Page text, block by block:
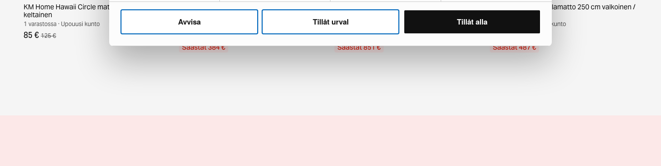
Avvisa Tillåt urval Tillåt alla
KM Home Hawaii Circle matto ø 240 cm
keltainen
1 varastossa · Upouusi kunto
85 € 125 €
1 varastossa · Hyvä kunto
565 € 949 €
Säästät 384 €
1 varastossa · Kohtalainen kunto
799 € 1 650 €
Säästät 851 €
Woven Works Arc villamatto 250 cm valkoinen /
3 varastossa · Upouusi kunto
903 € 1 390 €
Säästät 487 €